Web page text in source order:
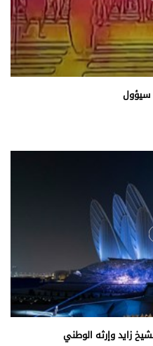
سيؤول
زايد وإرثه الوطني